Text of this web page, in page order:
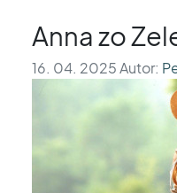
Anna zo
16. 04. 2025 Autor: